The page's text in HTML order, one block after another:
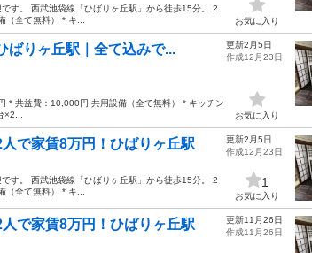
す。 西武池袋線「ひばりヶ丘駅」から徒歩15分。 2
全て無料） * キ...
お気に入り
ばりヶ丘駅｜全て込みで...
* 共益費：10,000円 共用設備（全て無料） * キッチン
更新2月5日
作成12月23日
お気に入り
で家賃8万円！ひばりヶ丘駅
す。 西武池袋線「ひばりヶ丘駅」から徒歩15分。 2
全て無料） * キ...
更新2月5日
作成12月23日
1
お気に入り
で家賃8万円！ひばりヶ丘駅
更新11月26日
作成11月26日